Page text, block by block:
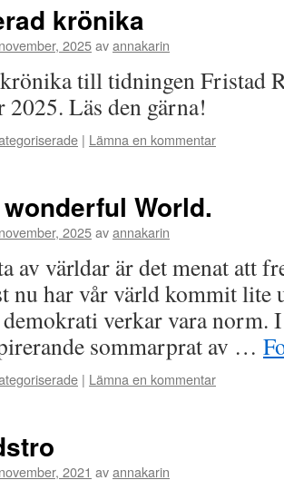
krönika
2025avannakarin
till tidningen Fristad
2025. Läs den gärna!
| Lämna en kommentar
World.
2025avannakarin
av världar är det menat att
nu har vår värld kommit lite
verkar vara norm.
sommarprat av …
| Lämna en kommentar
2021 avannakarin